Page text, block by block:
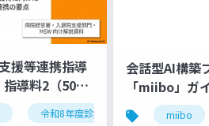
援等連携指導
導料2（500
令和8年度診療報酬改定 入退院
会話型AI構築
「miibo」ガ
miibo